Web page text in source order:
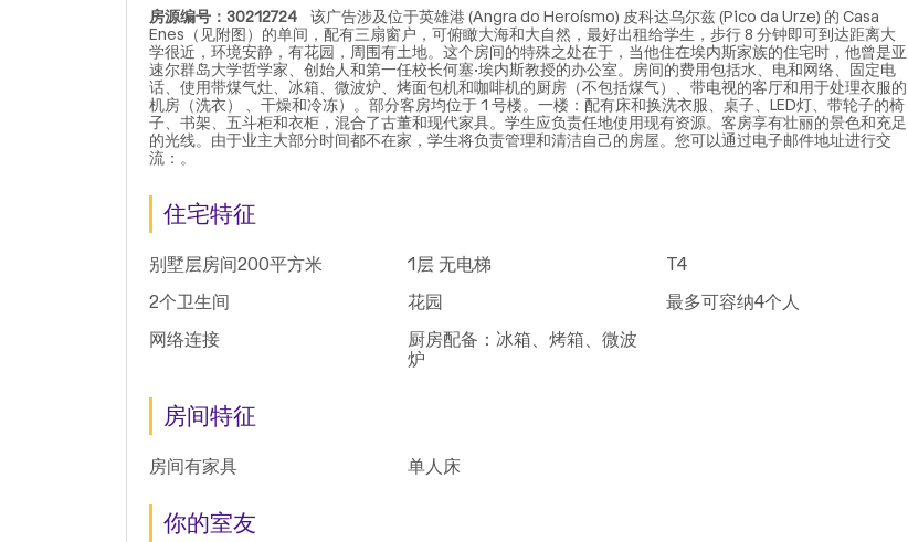
房源编号：30212724 该广告涉及位于英雄港 (Angra do Heroísmo) 皮科达乌尔兹 (Pico da Urze) 的 Casa
Enes（见附图）的单间，配有三扇窗户，可俯瞰大海和大自然，最好出租给学生，步行 8 分钟即可到达距离大
学很近，环境安静，有花园，周围有土地。这个房间的特殊之处在于，当他住在埃内斯家族的住宅时，他曾是亚
速尔群岛大学哲学家、创始人和第一任校长何塞·埃内斯教授的办公室。房间的费用包括水、电和网络、固定电
话、使用带煤气灶、冰箱、微波炉、烤面包机和咖啡机的厨房（不包括煤气）、带电视的客厅和用于处理衣服的
机房（洗衣） 、干燥和冷冻）。部分客房均位于 1 号楼。一楼：配有床和换洗衣服、桌子、LED灯、带轮子的椅
子、书架、五斗柜和衣柜，混合了古董和现代家具。学生应负责任地使用现有资源。客房享有壮丽的景色和充足
的光线。由于业主大部分时间都不在家，学生将负责管理和清洁自己的房屋。您可以通过电子邮件地址进行交
流：。
住宅特征
别墅层房间200平方米 1层 无电梯
T4
2个卫生间
花园
最多可容纳4个人
网络连接
厨房配备：冰箱、烤箱、微波
炉
房间特征
房间有家具 单人床
你的室友